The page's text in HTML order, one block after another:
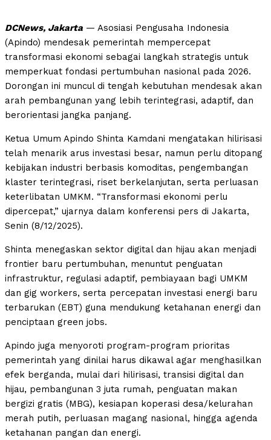
DCNews, Jakarta — Asosiasi Pengusaha Indonesia
(Apindo) mendesak pemerintah mempercepat
transformasi ekonomi sebagai langkah strategis untuk
memperkuat fondasi pertumbuhan nasional pada 2026.
Dorongan ini muncul di tengah kebutuhan mendesak akan
arah pembangunan yang lebih terintegrasi, adaptif, dan
berorientasi jangka panjang.
Ketua Umum Apindo Shinta Kamdani mengatakan hilirisasi
telah menarik arus investasi besar, namun perlu ditopang
kebijakan industri berbasis komoditas, pengembangan
klaster terintegrasi, riset berkelanjutan, serta perluasan
keterlibatan UMKM. “Transformasi ekonomi perlu
dipercepat,” ujarnya dalam konferensi pers di Jakarta,
Senin (8/12/2025).
Shinta menegaskan sektor digital dan hijau akan menjadi
frontier baru pertumbuhan, menuntut penguatan
infrastruktur, regulasi adaptif, pembiayaan bagi UMKM
dan gig workers, serta percepatan investasi energi baru
terbarukan (EBT) guna mendukung ketahanan energi dan
penciptaan green jobs.
Apindo juga menyoroti program-program prioritas
pemerintah yang dinilai harus dikawal agar menghasilkan
efek berganda, mulai dari hilirisasi, transisi digital dan
hijau, pembangunan 3 juta rumah, penguatan makan
bergizi gratis (MBG), kesiapan koperasi desa/kelurahan
merah putih, perluasan magang nasional, hingga agenda
ketahanan pangan dan energi.